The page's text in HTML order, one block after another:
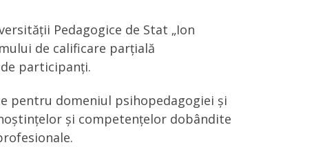
Pedagogice de Stat „Ion
de calificare parțială
participanți.
pentru domeniul psihopedagogiei și
și competențelor dobândite